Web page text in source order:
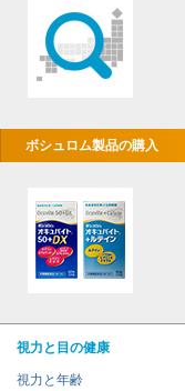
ボシュロム製品の購入
視力と目の健康
視力と年齢